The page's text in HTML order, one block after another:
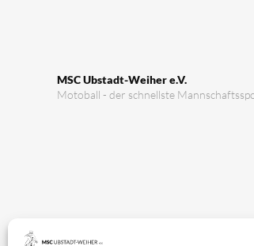
MSC Ubstadt-Weiher e.V.
Motoball - der schnellste